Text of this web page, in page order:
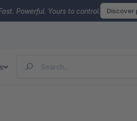
Powerful. Yours to control. Discover